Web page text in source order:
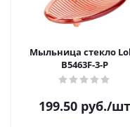
Мыльница стекло
B5463F-3-P
199.50руб./шт